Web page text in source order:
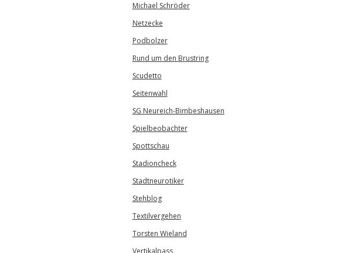
Michael Schröder
Netzecke
Podbolzer
Rund um den Brustring
Scudetto
Seitenwahl
SG Neureich-Bimbeshausen
Spielbeobachter
Spottschau
Stadioncheck
Stadtneurotiker
Stehblog
Textilvergehen
Torsten Wieland
Vertikalpass